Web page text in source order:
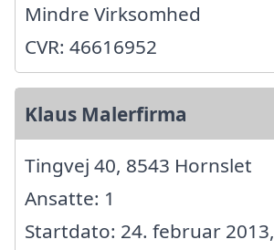
Mindre Virksomhed
CVR: 46616952
Klaus Malerfirma
Tingvej 40, 8543 Hornslet
Ansatte: 1
Startdato: 24. februar 2013,